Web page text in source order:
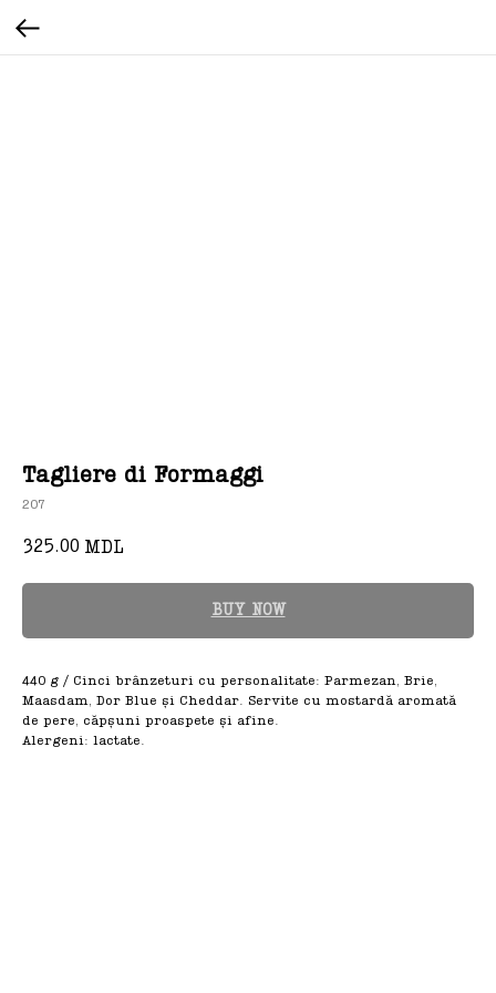
Tagliere di Formaggi
207
325.00 MDL
BUY NOW
440 g / Cinci brânzeturi cu personalitate: Parmezan, Brie,
Maasdam, Dor Blue și Cheddar. Servite cu mostardă aromată
de pere, căpșuni proaspete și afine.
Alergeni: lactate.